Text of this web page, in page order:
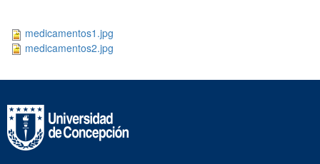
medicamentos1.jpg
medicamentos2.jpg